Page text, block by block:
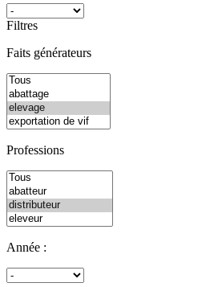
Filtres
Faits générateurs
Professions
Année :